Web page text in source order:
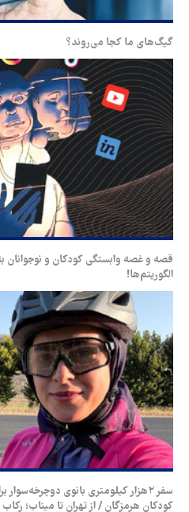
گیگ‌های ما کجا می‌روند؟
قصه و غصه وابستگی کودکان و
الگوریتم‌ها!
سفر ۲هزار کیلومتری بانوی
کودکان هرمزگان / از تهران تا میناب؛